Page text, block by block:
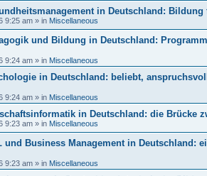
in Deutschland:
9:25 am » in Miscellaneous
und Bildung in Deutschland:
9:24 am » in Miscellaneous
in Deutschland: beliebt,
9:24 am » in Miscellaneous
in Deutschland: die Brücke
9:23 am » in Miscellaneous
und Business Management in Deutschland:
9:23 am » in Miscellaneous